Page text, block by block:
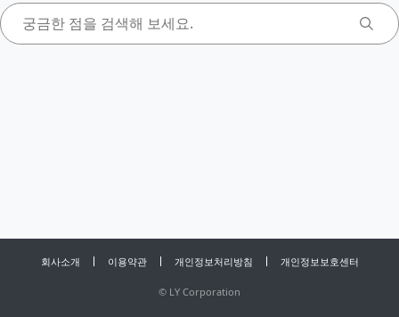
회사소개 이용약관 개인정보처리방침 개인정보보호센터
© LY Corporation